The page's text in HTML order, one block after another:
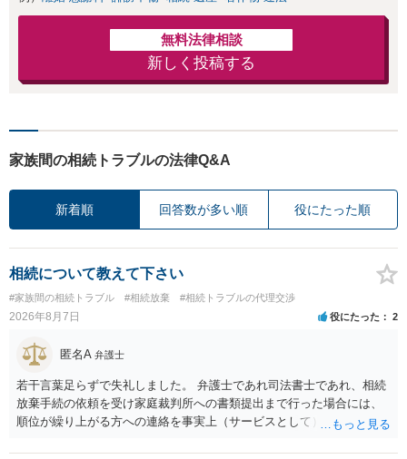
無料法律相談
新しく投稿する
家族間の相続トラブルの法律Q&A
新着順 回答数が多い順 役にたった順
相続について教えて下さい
#家族間の相続トラブル #相続放棄 #相続トラブルの代理交渉
2026年8月7日 役にたった 2
匿名A 弁護士
若干言葉足らずで失礼しました。 弁護士であれ司法書士であれ、相続
放棄手続の依頼を受け家庭裁判所への書類提出まで行った場合には、
順位が繰り上がる方への連絡を事実上（サービスとして）行うことは